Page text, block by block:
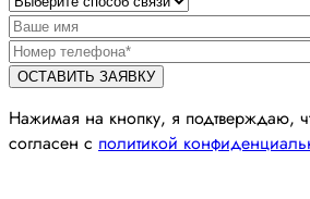
Нажимая на кнопку, я подтверждаю,
согласен с политикой